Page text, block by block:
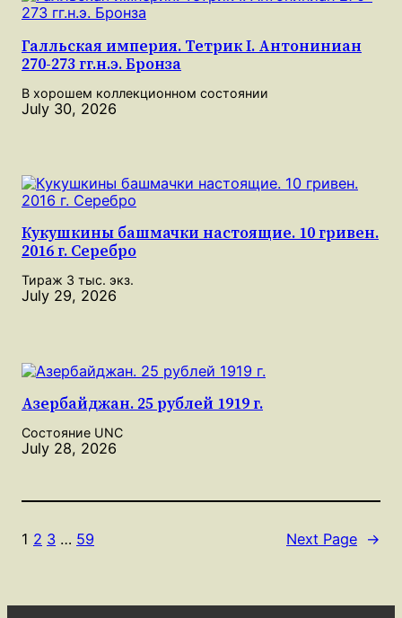
Галльская империя. Тетрик I. Антониниан
270-273 гг.н.э. Бронза
В хорошем коллекционном состоянии
July 30, 2026
Кукушкины башмачки настоящие. 10 гривен.
2016 г. Серебро
Тираж 3 тыс. экз.
July 29, 2026
Азербайджан. 25 рублей 1919 г.
Состояние UNC
July 28, 2026
1 2 3 … 59 Next Page →